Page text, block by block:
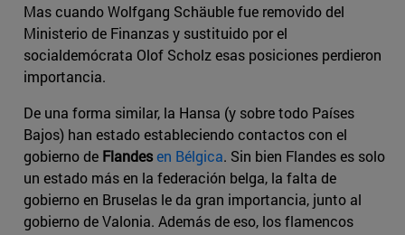
Mas cuando Wolfgang Schäuble fue removido del
Ministerio de Finanzas y sustituido por el
socialdemócrata Olof Scholz esas posiciones perdieron
importancia.
De una forma similar, la Hansa (y sobre todo Países
Bajos) han estado estableciendo contactos con el
gobierno de Flandesen Bélgica. Sin bien Flandes es solo
un estado más en la federación belga, la falta de
gobierno en Bruselas le da gran importancia, junto al
gobierno de Valonia. Además de eso, los flamencos